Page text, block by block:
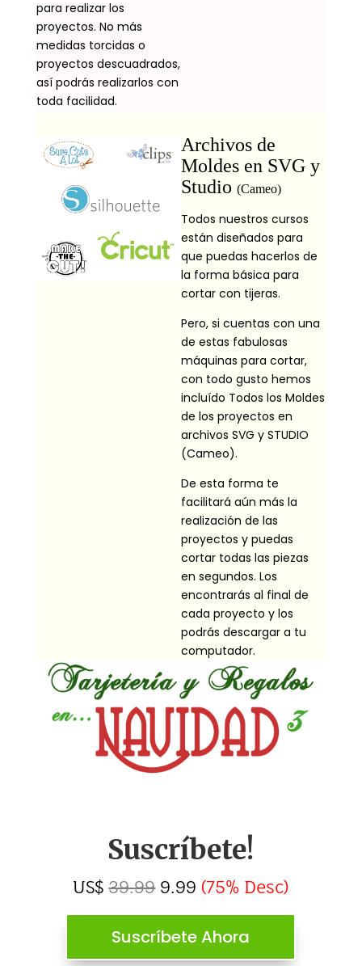
para realizar los
proyectos. No más
medidas torcidas o
proyectos descuadrados,
así podrás realizarlos con
toda facilidad.
Archivos de
Moldes en SVG y
Studio (Cameo)
Todos nuestros cursos
están diseñados para
que puedas hacerlos de
la forma básica para
cortar con tijeras.
Pero, si cuentas con una
de estas fabulosas
máquinas para cortar,
con todo gusto hemos
incluído Todos los Moldes
de los proyectos en
archivos SVG y STUDIO
(Cameo).
De esta forma te
facilitará aún más la
realización de las
proyectos y puedas
cortar todas las piezas
en segundos. Los
encontrarás al final de
cada proyecto y los
podrás descargar a tu
computador.
Suscríbete!
US$39.999.99 (75% Desc)
Suscríbete Ahora